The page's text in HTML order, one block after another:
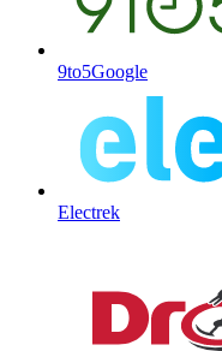
9to5Google
Electrek